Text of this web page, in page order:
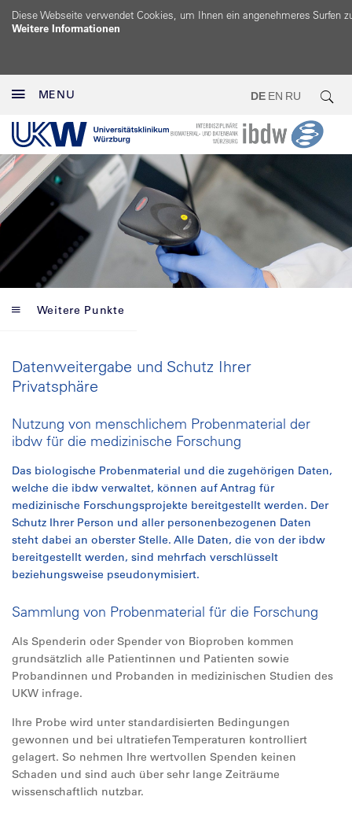
Diese Webseite verwendet Cookies, um Ihnen ein angenehmeres Surfen
Weitere Informationen
MENU DE EN RU
Weitere Punkte
Datenweitergabe und Schutz Ihrer
Privatsphäre
Nutzung von menschlichem Probenmaterial der
ibdw für die medizinische Forschung
Das biologische Probenmaterial und die zugehörigen Daten,
welche die ibdw verwaltet, können auf Antrag für
medizinische Forschungsprojekte bereitgestellt werden. Der
Schutz Ihrer Person und aller personenbezogenen Daten
steht dabei an oberster Stelle. Alle Daten, die von der ibdw
bereitgestellt werden, sind mehrfach verschlüsselt
beziehungsweise pseudonymisiert.
Sammlung von Probenmaterial für die Forschung
Als Spenderin oder Spender von Bioproben kommen
grundsätzlich alle Patientinnen und Patienten sowie
Probandinnen und Probanden in medizinischen Studien des
UKW infrage.
Ihre Probe wird unter standardisierten Bedingungen
gewonnen und bei ultratiefen Temperaturen kontrolliert
gelagert. So nehmen Ihre wertvollen Spenden keinen
Schaden und sind auch über sehr lange Zeiträume
wissenschaftlich nutzbar.